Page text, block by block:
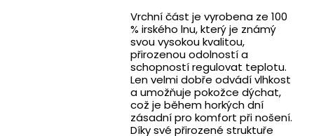
Vrchní část je vyrobena ze 100
% irského lnu, který je známý
svou vysokou kvalitou,
přirozenou odolností a
schopností regulovat teplotu.
Len velmi dobře odvádí vlhkost
a umožňuje pokožce dýchat,
což je během horkých dní
zásadní pro komfort při nošení.
Díky své přirozené struktuře